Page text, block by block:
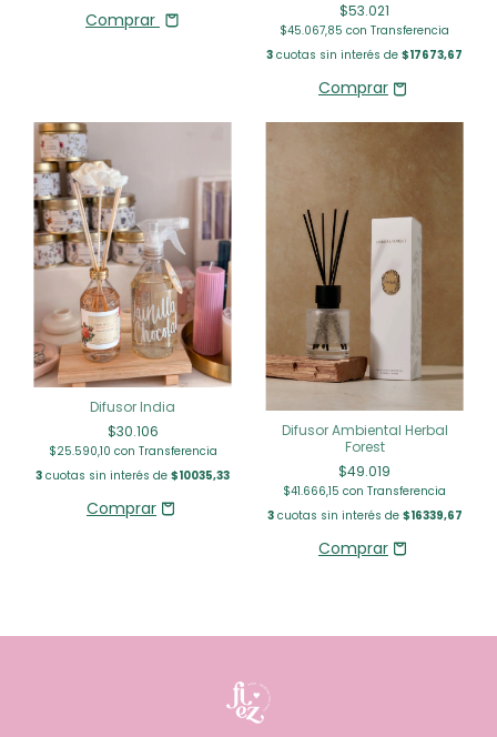
Comprar
$53.021
$45.067,85 con Transferencia
3 cuotas sin interés de $17673,67
Difusor India
$30.106
$25.590,10 con Transferencia
3 cuotas sin interés de $10035,33
Difusor Ambiental Herbal
Forest
$49.019
$41.666,15 con Transferencia
3cuotas sin interés de $16339,67